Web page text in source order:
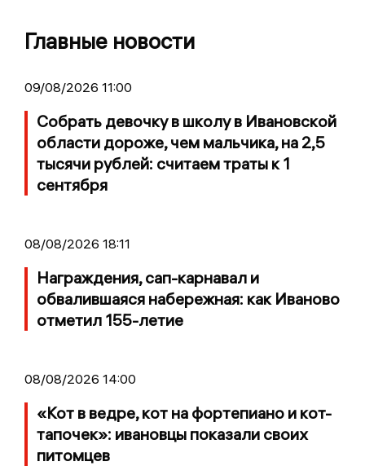
Главные новости
09/08/2026 11:00
Собрать девочку в школу в Ивановской
области дороже, чем мальчика, на 2,5
тысячи рублей: считаем траты к 1
сентября
08/08/2026 18:11
Награждения, сап-карнавал и
обвалившаяся набережная: как Иваново
отметил 155-летие
08/08/2026 14:00
«Кот в ведре, кот на фортепиано и кот-
тапочек»: ивановцы показали своих
питомцев